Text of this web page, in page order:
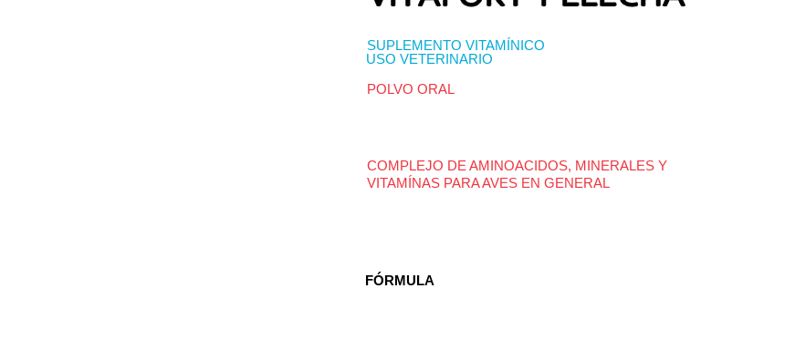
SUPLEMENTO VITAMÍNICO
USO VETERINARIO
POLVO ORAL
COMPLEJO DE AMINOACIDOS, MINERALES Y
VITAMÍNAS PARA AVES EN GENERAL
FÓRMULA